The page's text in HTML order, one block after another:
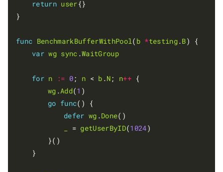
return user{}
}
func BenchmarkBufferWithPool( b *testing.B) {
var wg sync .WaitGroup
for n := 0; n < b .N; n++ {
wg .Add(1 )
go func() {
defer wg .Done()
= getUserByID(1024)